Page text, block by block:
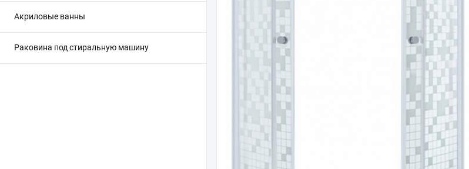
Акриловые ванны
Раковина под стиральную машину